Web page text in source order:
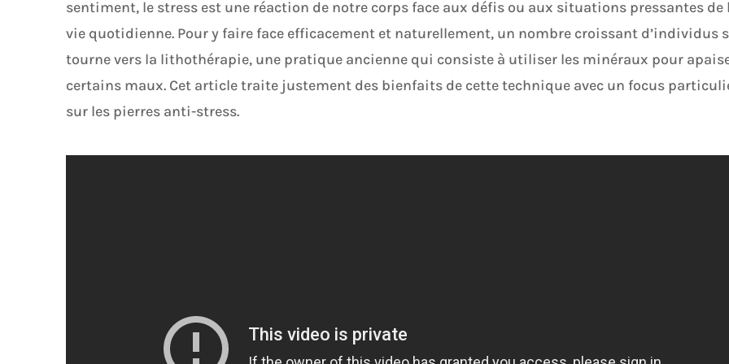
sentiment, le stress est une réaction de notre corps face aux défis ou aux situations pressantes de
vie quotidienne. Pour y faire face efficacement et naturellement, un nombre croissant d’individus
tourne vers la lithothérapie, une pratique ancienne qui consiste à utiliser les minéraux pour
certains maux. Cet article traite justement des bienfaits de cette technique avec un focus
sur les pierres anti-stress.